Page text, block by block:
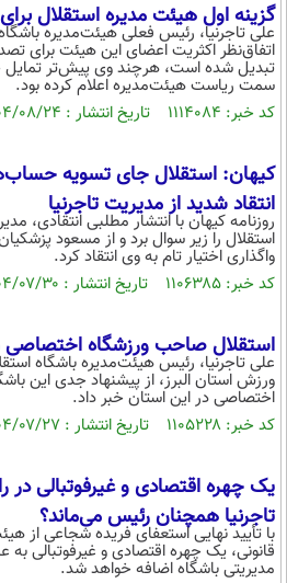
گزینه اول هیئت مدیره استقلال
علی تاجرنیا، رئیس فعلی هیئت‌مدیره
اتفاق‌نظر اکثریت اعضای این هیئت برای
تبدیل شده است، هرچند وی پیش‌تر تمایل
سمت ریاست هیئت‌مدیره اعلام کرده بود.
کد خبر: ۱۱۱۴۰۸۴ تاریخ انتشار : ۱۴۰۴/۰۸/۲۴
کیهان: استقلال جای تسویه
انتقاد شدید از مدیریت تاجرنیا
روزنامه کیهان با انتشار مطلبی انتقادی،
استقلال را زیر سوال برد و از مسعود
واگذاری اختیار تام به وی انتقاد کرد.
کد خبر: ۱۱۰۶۳۸۵ تاریخ انتشار : ۱۴۰۴/۰۷/۳۰
استقلال صاحب ورزشگاه
علی تاجرنیا، رئیس هیئت‌مدیره باشگاه
ورزش استان البرز، از پیشنهاد جدی این
اختصاصی در این استان خبر داد.
کد خبر: ۱۱۰۵۲۲۸ تاریخ انتشار : ۱۴۰۴/۰۷/۲۷
یک چهره اقتصادی و غیرفوتبالی در
تاجرنیا همچنان رئیس می‌ماند؟
با تأیید نهایی استعفای فریده شجاعی از
قانونی، یک چهره اقتصادی و غیرفوتبالی
مدیریتی باشگاه اضافه خواهد شد.